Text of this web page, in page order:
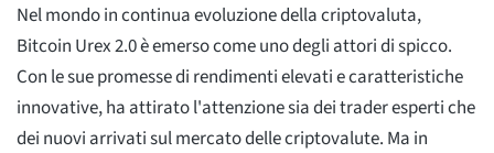
Nel mondo in continua evoluzione della criptovaluta,
Bitcoin Urex 2.0 è emerso come uno degli attori di spicco.
Con le sue promesse di rendimenti elevati e caratteristiche
innovative, ha attirato l'attenzione sia dei trader esperti che
dei nuovi arrivati sul mercato delle criptovalute. Ma in